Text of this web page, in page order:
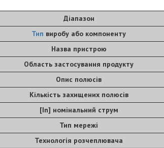
Діапазон
Тип виробу або компоненту
Назва пристрою
Область застосування продукту
Опис полюсів
Кількість захищених полюсів
[In] номінальний струм
Тип мережі
Технологія розчеплювача